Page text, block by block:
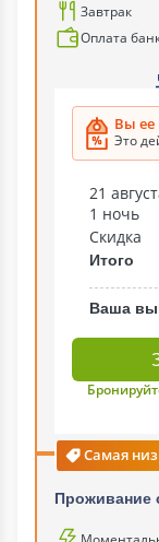
Завтрак
Оплата
Вы
Это
21
1 ночь
Скидка
Итого
Ваша
Самая
Проживание